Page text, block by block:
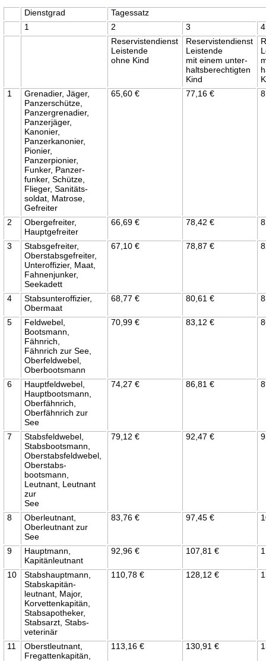
Dienstgrad
Tagessatz
1
2 3
4
Reservistendienst
Leistende
ohne Kind
Reservistendienst
Leistende
mit einem unter-
haltsberechtigten
Kind
1
Grenadier, Jäger,
Panzerschütze,
Panzergrenadier,
Panzerjäger,
Kanonier,
Panzerkanonier,
Pionier,
Panzerpionier,
Funker, Panzer-
funker, Schütze,
Flieger, Sanitäts-
soldat, Matrose,
Gefreiter
65,60 € 77,16 €
2
Obergefreiter,
Hauptgefreiter
66,69 € 78,42 €
3
Stabsgefreiter,
Oberstabsgefreiter,
Unteroffizier, Maat,
Fahnenjunker,
Seekadett
67,10 € 78,87 €
4
Stabsunteroffizier,
Obermaat
68,77 € 80,61 €
5
Feldwebel,
Bootsmann,
Fähnrich,
Fähnrich zur See,
Oberfeldwebel,
Oberbootsmann
70,99 € 83,12 €
6
Hauptfeldwebel,
Hauptbootsmann,
Oberfähnrich,
Oberfähnrich zur
See
74,27 € 86,81 €
7
Stabsfeldwebel,
Stabsbootsmann,
Oberstabsfeldwebel,
Oberstabs-
bootsmann,
Leutnant, Leutnant
zur
See
79,12 € 92,47 €
8
Oberleutnant,
Oberleutnant zur
See
83,76 € 97,45 €
9
Hauptmann,
Kapitänleutnant
92,96 € 107,81 €
10
Stabshauptmann,
Stabskapitän-
leutnant, Major,
Korvettenkapitän,
Stabsapotheker,
Stabsarzt, Stabs-
veterinär
110,78 € 128,12 €
11
Oberstleutnant,
Fregattenkapitän,
113,16 € 130,91 €